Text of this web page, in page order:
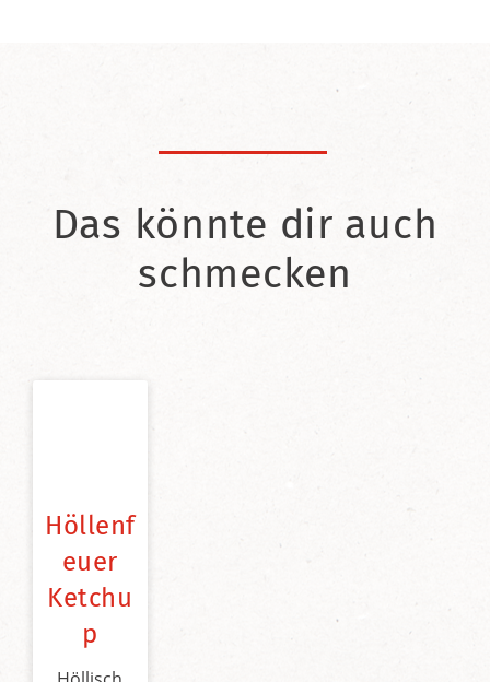
Das könnte dir auch
schmecken
Höllenf
euer
Ketchu
p